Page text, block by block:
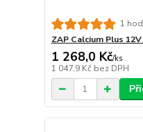
1
ZAP Calcium Plus
1 268,0 Kč/ks
1 047,9 Kč bez DPH